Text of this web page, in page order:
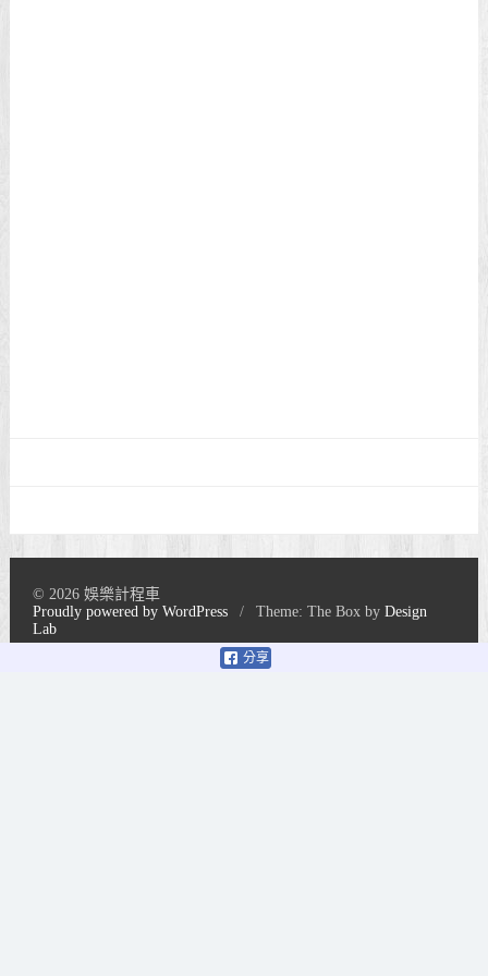
分享
© 2026 娛樂計程車
Proudly powered by WordPress
/ Theme: The Box byDesign
Lab